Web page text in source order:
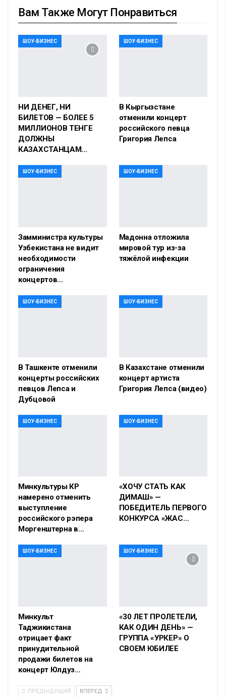
Вам Также Могут Понравиться
ШОУ-БИЗНЕС
НИ ДЕНЕГ, НИ
БИЛЕТОВ — БОЛЕЕ 5
МИЛЛИОНОВ ТЕНГЕ
ДОЛЖНЫ
КАЗАХСТАНЦАМ…
ШОУ-БИЗНЕС
В Кыргызстане
отменили концерт
российского певца
Григория Лепса
ШОУ-БИЗНЕС
Замминистра культуры
Узбекистана не видит
необходимости
ограничения
концертов…
ШОУ-БИЗНЕС
Мадонна отложила
мировой тур из-за
тяжёлой инфекции
ШОУ-БИЗНЕС
В Ташкенте отменили
концерты российских
певцов Лепса и
Дубцовой
ШОУ-БИЗНЕС
В Казахстане отменили
концерт артиста
Григория Лепса (видео)
ШОУ-БИЗНЕС
Минкультуры КР
намерено отменить
выступление
российского рэпера
Моргенштерна в…
ШОУ-БИЗНЕС
«ХОЧУ СТАТЬ КАК
ДИМАШ» —
ПОБЕДИТЕЛЬ ПЕРВОГО
КОНКУРСА «ЖАС…
ШОУ-БИЗНЕС
Минкульт
Таджикистана
отрицает факт
принудительной
продажи билетов на
концерт Юлдуз…
ШОУ-БИЗНЕС
«30 ЛЕТ ПРОЛЕТЕЛИ,
КАК ОДИН ДЕНЬ» —
ГРУППА «УРКЕР» О
СВОЕМ ЮБИЛЕЕ
ПРЕДЫДУЩИЙ ВПЕРЕД